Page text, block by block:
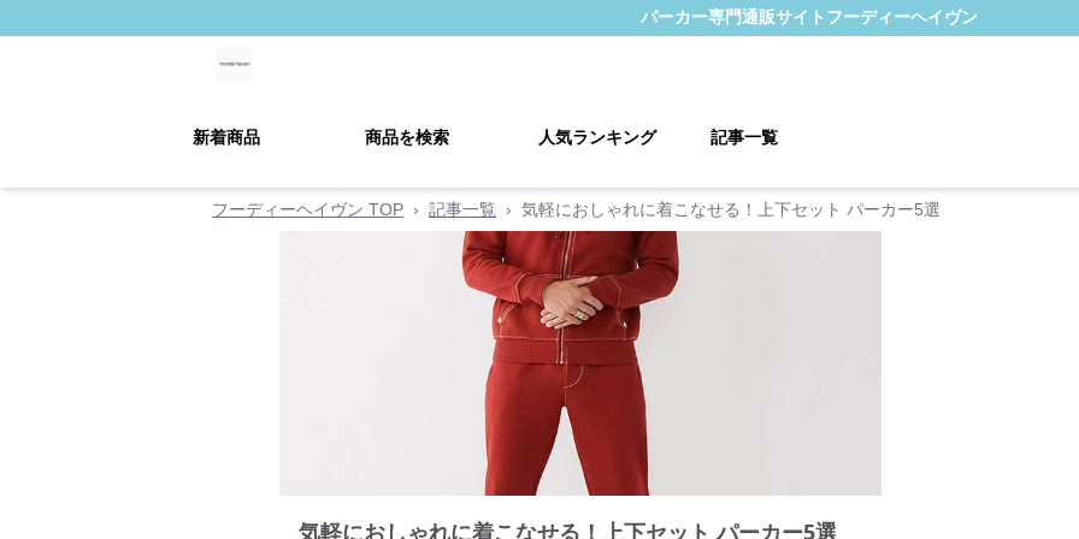
パーカー専門通販サイト フーディーヘイヴン
新着商品 商品を検索 人気ランキング 記事一覧
フーディーヘイヴン TOP › 記事一覧 › 気軽におしゃれに着こなせる！上下セット パーカー5選
気軽におしゃれに着こなせる！上下セット パーカー5選